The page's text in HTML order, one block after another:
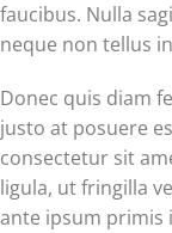
faucibus. Nulla
neque non tellus
Donec quis diam
justo at posuere
consectetur sit
ligula, ut fringilla
ante ipsum primis